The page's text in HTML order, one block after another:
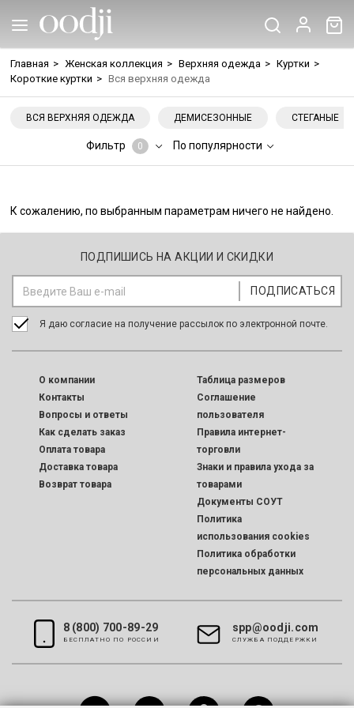
Главная > Женская коллекция > Верхняя одежда > Куртки >
Короткие куртки > Вся верхняя одежда
ВСЯ ВЕРХНЯЯ ОДЕЖДА ДЕМИСЕЗОННЫЕ СТЕГАНЫЕ
Фильтр 0 По популярности
К сожалению, по выбранным параметрам ничего не найдено.
ПОДПИШИСЬ НА АКЦИИ И СКИДКИ
Я даю согласие на получение рассылок по электронной почте.
O компании
Контакты
Вопросы и ответы
Как сделать заказ
Оплата товара
Доставка товара
Возврат товара
Таблица размеров
Соглашение
пользователя
Правила интернет-
торговли
Знаки и правила ухода за
товарами
Документы СОУТ
Политика
использования cookies
Политика обработки
персональных данных
8 (800) 700-89-29
БЕСПЛАТНО ПО РОССИИ
spp@oodji.com
CЛУЖБА ПОДДЕРЖКИ